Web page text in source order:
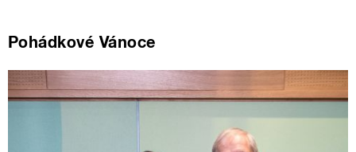
Pohádkové Vánoce